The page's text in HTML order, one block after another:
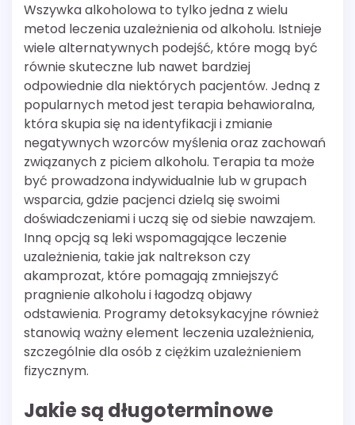
Wszywka alkoholowa to tylko jedna z wielu
metod leczenia uzależnienia od alkoholu. Istnieje
wiele alternatywnych podejść, które mogą być
równie skuteczne lub nawet bardziej
odpowiednie dla niektórych pacjentów. Jedną z
popularnych metod jest terapia behawioralna,
która skupia się na identyfikacji i zmianie
negatywnych wzorców myślenia oraz zachowań
związanych z piciem alkoholu. Terapia ta może
być prowadzona indywidualnie lub w grupach
wsparcia, gdzie pacjenci dzielą się swoimi
doświadczeniami i uczą się od siebie nawzajem.
Inną opcją są leki wspomagające leczenie
uzależnienia, takie jak naltrekson czy
akamprozat, które pomagają zmniejszyć
pragnienie alkoholu i łagodzą objawy
odstawienia. Programy detoksykacyjne również
stanowią ważny element leczenia uzależnienia,
szczególnie dla osób z ciężkim uzależnieniem
fizycznym.
Jakie są długoterminowe